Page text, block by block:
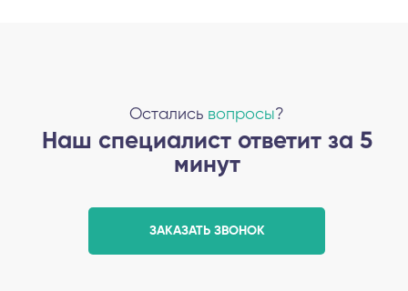
Остались вопросы?
Наш специалист ответит за 5
минут
ЗАКАЗАТЬ ЗВОНОК